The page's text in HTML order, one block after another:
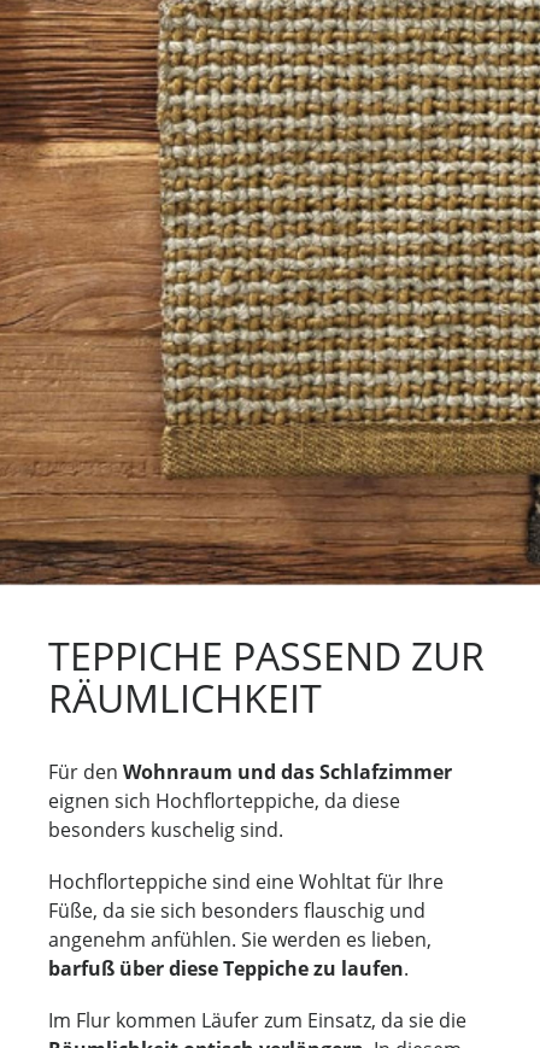
TEPPICHE PASSEND ZUR
RÄUMLICHKEIT
Für den Wohnraum und das Schlafzimmer
eignen sich Hochflorteppiche, da diese
besonders kuschelig sind.
Hochflorteppiche sind eine Wohltat für Ihre
Füße, da sie sich besonders flauschig und
angenehm anfühlen. Sie werden es lieben,
barfuß über diese Teppiche zu laufen.
Im Flur kommen Läufer zum Einsatz, da sie die